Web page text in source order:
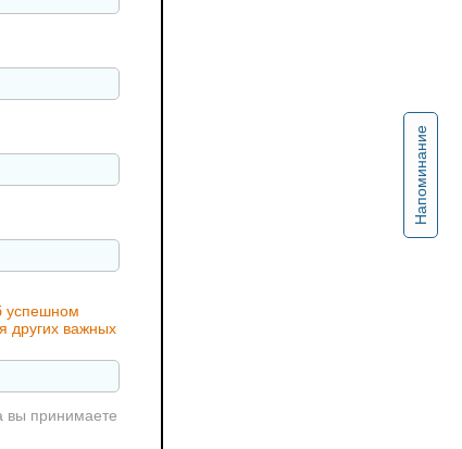
Напоминание
успешном
других важных
вы принимаете